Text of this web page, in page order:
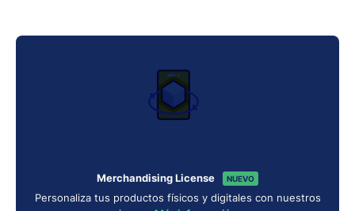
Merchandising License NUEVO
Personaliza tus productos físicos y digitales con nuestros